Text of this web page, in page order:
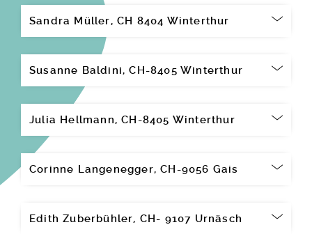
Sandra Müller, CH 8404 Winterthur
Susanne Baldini, CH-8405 Winterthur
Julia Hellmann, CH-8405 Winterthur
Corinne Langenegger, CH-9056 Gais
Edith Zuberbühler, CH- 9107 Urnäsch